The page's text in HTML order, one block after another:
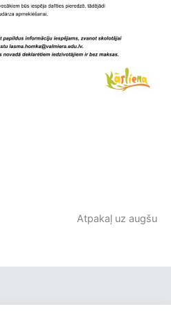
Atpakaļ uz augšu